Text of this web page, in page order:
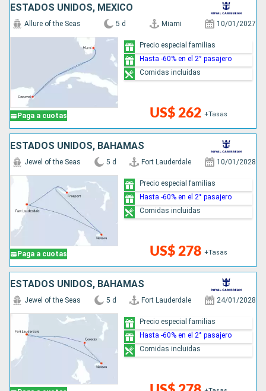
ESTADOS UNIDOS, MÉXICO
Paga a cuotas
Allure of the Seas 5 d Miami 10/01/2027
US$ 262 +Tasas
Precio especial familias
Hasta -60% en el 2° pasajero
Comidas incluidas
ESTADOS UNIDOS, BAHAMAS
Paga a cuotas
Jewel of the Seas 5 d Fort Lauderdale 10/01/2028
US$ 278 +Tasas
Precio especial familias
Hasta -60% en el 2° pasajero
Comidas incluidas
ESTADOS UNIDOS, BAHAMAS
Jewel of the Seas 5 d Fort Lauderdale 24/01/2028
Precio especial familias
Hasta -60% en el 2° pasajero
Comidas incluidas